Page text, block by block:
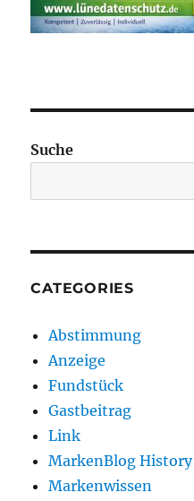
Suche
CATEGORIES
Abstimmung
Anzeige
Fundstück
Gastbeitrag
Link
MarkenBlog History
Markenwissen